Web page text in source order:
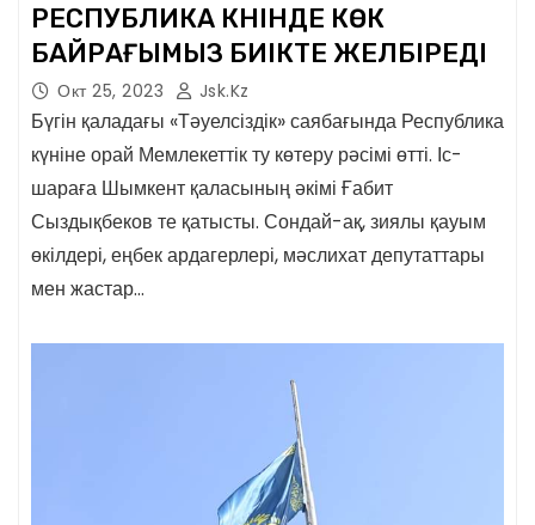
РЕСПУБЛИКА КҮНІНДЕ КӨК
БАЙРАҒЫМЫЗ БИІКТЕ ЖЕЛБІРЕДІ
Окт 25, 2023 Jsk.kz
Бүгін қаладағы «Тәуелсіздік» саябағында Республика
күніне орай Мемлекеттік ту көтеру рәсімі өтті. Іс-
шараға Шымкент қаласының әкімі Ғабит
Сыздықбеков те қатысты. Сондай-ақ, зиялы қауым
өкілдері, еңбек ардагерлері, мәслихат депутаттары
мен жастар…